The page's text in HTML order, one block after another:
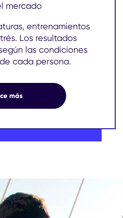
mercado
entrenamientos
Los resultados
las condiciones
cada persona.
más3X MÁS PROTECCIÓN*